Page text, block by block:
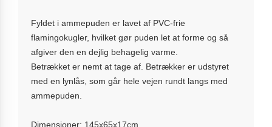
Fyldet i ammepuden er lavet af PVC-frie
flamingokugler, hvilket gør puden let at forme og så
afgiver den en dejlig behagelig varme.
Betrækket er nemt at tage af. Betrækker er udstyret
med en lynlås, som går hele vejen rundt langs med
ammepuden.
Dimensioner: 145x65x17cm